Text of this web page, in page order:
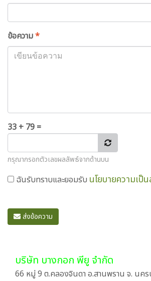
ข้อความ*
33 + 79 =
กรุณากรอกตัวเลขผลลัพธ์จากด้านบน
ฉันรับทราบและยอมรับ นโยบายความเป็
ส่งข้อความ
บริษัท บางกอก พียู จำกัด
66 หมู่ 9 ต.คลองจินดา อ.สานพราน จ. นค